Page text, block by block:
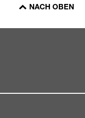
NACH OBEN